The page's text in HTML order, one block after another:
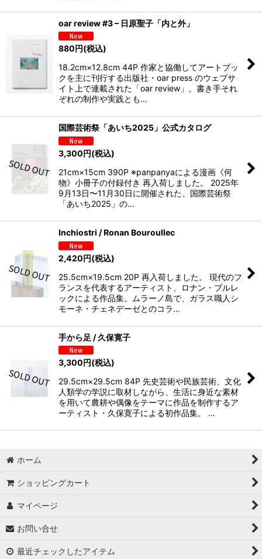
oar review #3 – 日原聖子「内と外」
880円(税込)
18.2cm×12.8cm 44P 作家と協働してアートブッ
クを主に刊行する出版社・oar press のウェブサ
イト上で連載された「oar review」。書き手それ
ぞれの制作や実践とも…
国際芸術祭「あいち2025」公式カタログ
3,300円(税込)
21cm×15cm 390P ※panpanyaによる漫画《何
物》小冊子の付録付き 再入荷しました。 2025年
9月13日〜11月30日に開催された、国際芸術祭
「あいち2025」の…
Inchiostri / Ronan Bouroullec
2,420円(税込)
25.5cm×19.5cm 20P 再入荷しました。 現代のフ
ランスを代表するアーティスト、ロナン・ブルレ
ックによる作品集。ムラーノ島で、ガラス職人シ
モーネ・チェネデーゼとのコラ…
手から足 / 久保寛子
3,300 円(税込)
29.5cm×29.5cm 84P 先史芸術や民族芸術、文化
人類学の学説に取材しながら、生活に身近な素材
を用いて農耕や偶像をテーマに作品を制作するア
ーティスト・久保寛子による初作品集。 …
ホーム
ショッピングカート
マイページ
お問い合せ
最近チェックしたアイテム